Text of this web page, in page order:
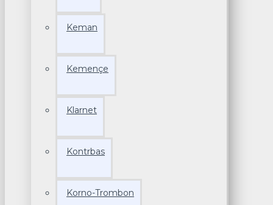
Keman
Kemençe
Klarnet
Kontrbas
Korno-Trombon